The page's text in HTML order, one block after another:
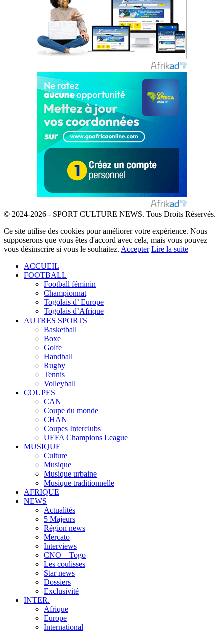
© 2024-2026 - SPORT CULTURE NEWS. Tous Droits Réservés.
Ce site utilise des cookies pour améliorer votre expérience. Nous
supposerons que vous êtes d'accord avec cela, mais vous pouvez
vous désinscrire si vous le souhaitez. Accepter Lire la suite
ACCUEIL
FOOTBALL
Football féminin
Championnat
Togolais d’ Europe
Togolais d’Afrique
AUTRES SPORTS
Basketball
Boxe
Golfe
Handball
Rugby
Tennis
Volleyball
COUPES
CAN
Coupe du monde
CHAN
Coupes Interclubs
UEFA Champions League
MUSIQUE
Culture
Musique
Musique urbaine
Musique traditionnelle
AFRIQUE
NEWS
Actualités
5 Majeurs
Région news
Mercato
Interviews
CNO – Togo
Les coulisses
Star news
Dossiers
Exclusivité
INTER.
Afrique
Europe
International